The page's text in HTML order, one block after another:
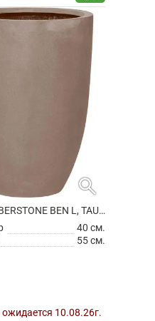
search
КАШПО FIBERSTONE BEN L, TAUPE
40 см.
55 см.
10.08.26г.